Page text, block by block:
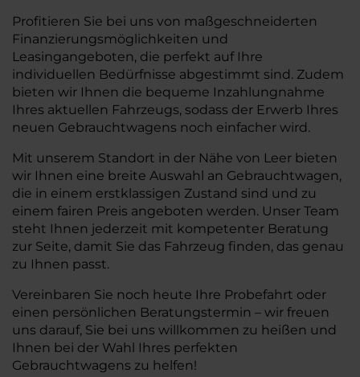
Profitieren Sie bei uns von maßgeschneiderten
Finanzierungsmöglichkeiten und
Leasingangeboten, die perfekt auf Ihre
individuellen Bedürfnisse abgestimmt sind. Zudem
bieten wir Ihnen die bequeme Inzahlungnahme
Ihres aktuellen Fahrzeugs, sodass der Erwerb Ihres
neuen Gebrauchtwagens noch einfacher wird.
Mit unserem Standort in der Nähe von Leer bieten
wir Ihnen eine breite Auswahl an Gebrauchtwagen,
die in einem erstklassigen Zustand sind und zu
einem fairen Preis angeboten werden. Unser Team
steht Ihnen jederzeit mit kompetenter Beratung
zur Seite, damit Sie das Fahrzeug finden, das genau
zu Ihnen passt.
Vereinbaren Sie noch heute Ihre Probefahrt oder
einen persönlichen Beratungstermin – wir freuen
uns darauf, Sie bei uns willkommen zu heißen und
Ihnen bei der Wahl Ihres perfekten
Gebrauchtwagens zu helfen!